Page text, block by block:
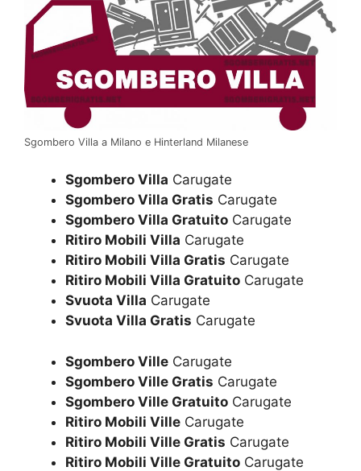
Sgombero Villa a Milano e Hinterland Milanese
Sgombero Villa Carugate
Sgombero Villa Gratis Carugate
Sgombero Villa Gratuito Carugate
Ritiro Mobili Villa Carugate
Ritiro Mobili Villa Gratis Carugate
Ritiro Mobili Villa Gratuito Carugate
Svuota Villa Carugate
Svuota Villa Gratis Carugate
Sgombero Ville Carugate
Sgombero Ville Gratis Carugate
Sgombero Ville Gratuito Carugate
Ritiro Mobili Ville Carugate
Ritiro Mobili Ville Gratis Carugate
Ritiro Mobili Ville Gratuito Carugate